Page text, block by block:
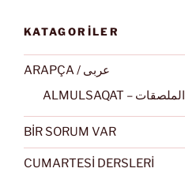
KATAGORİLER
ARAPÇA / عربى
ALMULSAQAT – الملصقات
BİR SORUM VAR
CUMARTESİ DERSLERİ